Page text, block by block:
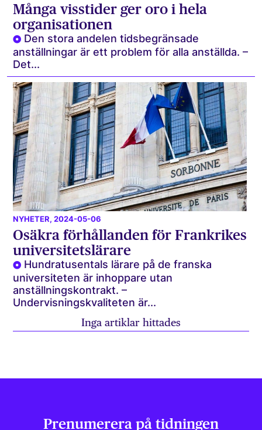
Många visstider ger oro i hela
organisationen
Den stora andelen tidsbegränsade
anställningar är ett problem för alla anställda. –
Det...
NYHETER, 2024-05-06
Osäkra förhållanden för Frankrikes
universitetslärare
Hundratusentals lärare på de franska
universiteten är inhoppare utan
anställningskontrakt. –
Undervisningskvaliteten är...
Inga artiklar hittades
Prenumerera på tidningen